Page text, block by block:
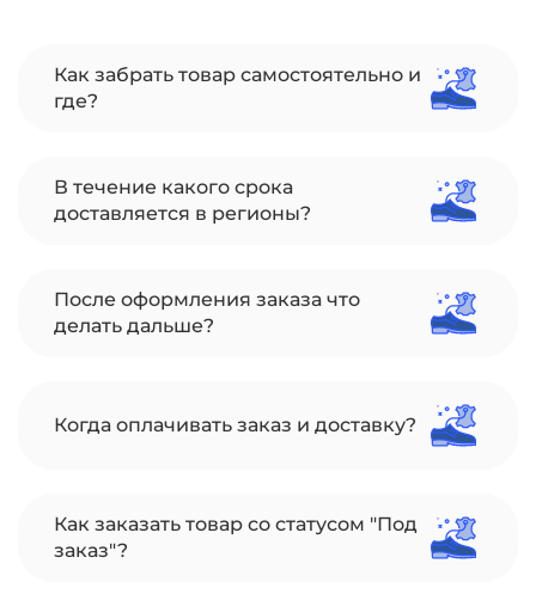
Как забрать товар самостоятельно и
где?
В течение какого срока
доставляется в регионы?
После оформления заказа что
делать дальше?
Когда оплачивать заказ и доставку?
Как заказать товар со статусом "Под
заказ"?